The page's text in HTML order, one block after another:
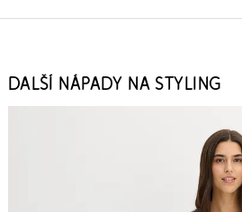
DALŠÍ NÁPADY NA STYLING